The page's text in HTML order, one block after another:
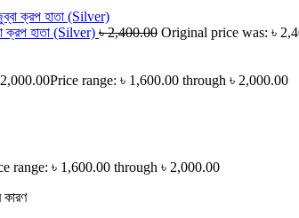
ক্রপ হাতা (Silver) ৳2,400.00 Original price was: ৳
2,000.00Price range: ৳ 1,600.00 through ৳ 2,000.00
range: ৳ 1,600.00 through ৳ 2,000.00